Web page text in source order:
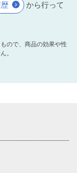
から行って
ので、商品の効果や性
。